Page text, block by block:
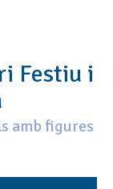
Festiu i
amb figures